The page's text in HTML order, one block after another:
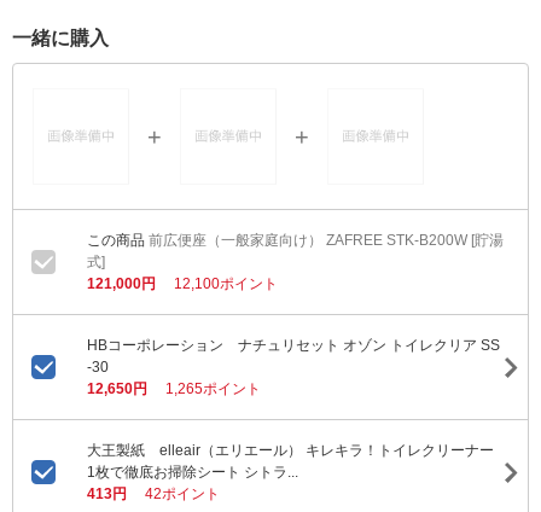
一緒に購入
前広便座（一般家庭向け） ZAFREE STK-B200W [貯湯
式]
121,000円
12,100ポイント
HBコーポレーション ナチュリセット オゾン トイレクリア SS
-30
12,650円
1,265ポイント
大王製紙 elleair（エリエール） キレキラ！トイレクリーナー
1枚で徹底お掃除シート シトラ...
413円
42ポイント